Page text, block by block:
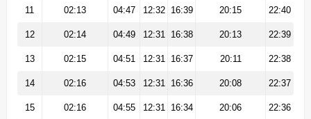
11 02:13 04:47 12:32 16:39 20:15 22:40
12 02:14 04:49 12:31 16:38 20:13 22:39
13 02:15 04:51 12:31 16:37 20:11 22:38
14 02:16 04:53 12:31 16:36 20:08 22:37
15 02:16 04:55 12:31 16:34 20:06 22:36